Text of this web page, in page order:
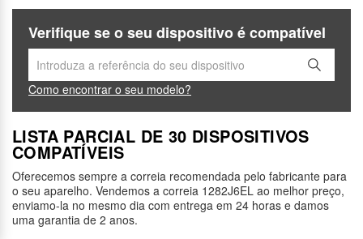
Verifique se o seu dispositivo é compatível
Como encontrar o seu modelo?
LISTA PARCIAL DE 30 DISPOSITIVOS
COMPATÍVEIS
Oferecemos sempre a correia recomendada pelo fabricante para
o seu aparelho. Vendemos a correia 1282J6EL ao melhor preço,
enviamo-la no mesmo dia com entrega em 24 horas e damos
uma garantia de 2 anos.